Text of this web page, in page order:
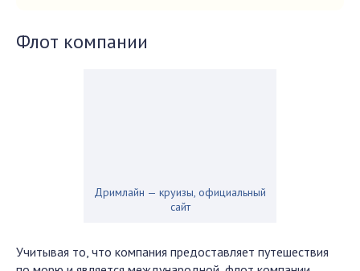
Флот компании
Дримлайн — круизы, официальный
сайт
Учитывая то, что компания предоставляет путешествия